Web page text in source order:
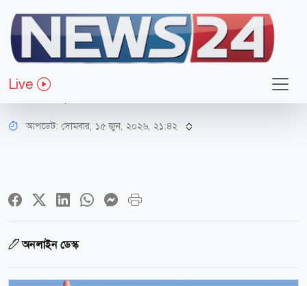
Live
আন্তর্জাতিক
ইরানের সঙ্গে চুক্তি ডিজিটালি সই হয়ে
গেছে: যুক্তরাষ্ট্র
আপডেট: সোমবার, ১৫ জুন, ২০২৬, ২১:৪২
অনলাইন ডেস্ক